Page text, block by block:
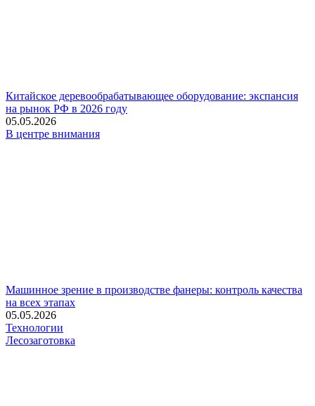
Китайское деревообрабатывающее оборудование: экспансия
на рынок РФ в 2026 году
05.05.2026
В центре внимания
Машинное зрение в производстве фанеры: контроль качества
на всех этапах
05.05.2026
Технологии
Лесозаготовка